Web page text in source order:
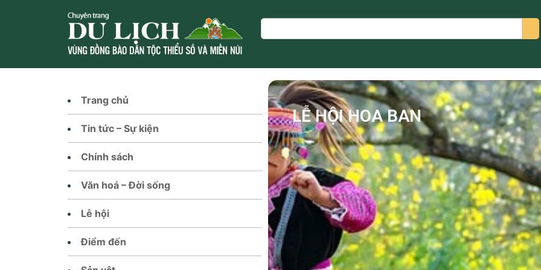
Search
Trang chủ
Tin tức – Sự kiện
Chính sách
Văn hoá – Đời sống
Lễ hội
Điểm đến
LỄ HỘI HOA BAN